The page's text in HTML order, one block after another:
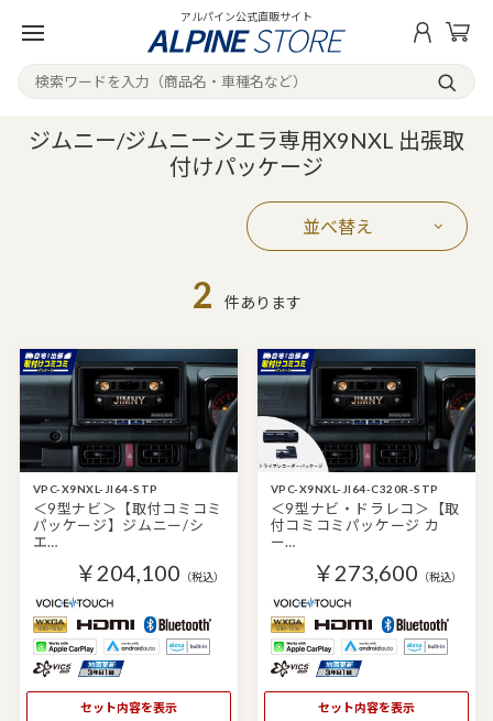
アルパイン公式直販サイト
ジムニー/ジムニーシエラ専用X9NXL 出張取
付けパッケージ
並べ替え
2 件あります
VPC-X9NXL-JI64-STP
＜9型ナビ＞【取付コミコミ
パッケージ】ジムニー/シ
エ…
￥204,100 （税込）
セット内容を表示
VPC-X9NXL-JI64-C320R-STP
＜9型ナビ・ドラレコ＞【取
付コミコミパッケージ カ
ー…
￥273,600 （税込）
セット内容を表示